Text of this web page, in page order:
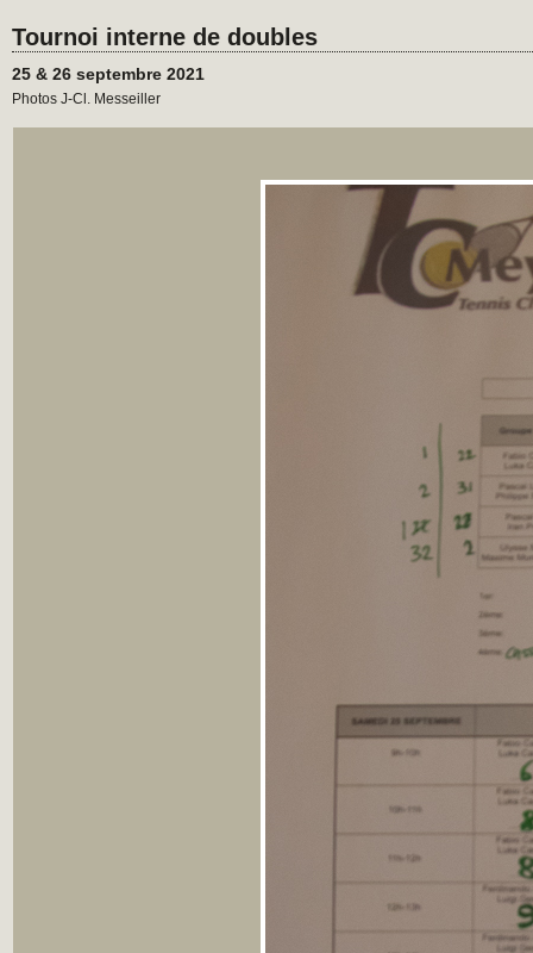
Tournoi interne de doubles
25 & 26 septembre 2021
Photos J-Cl. Messeiller